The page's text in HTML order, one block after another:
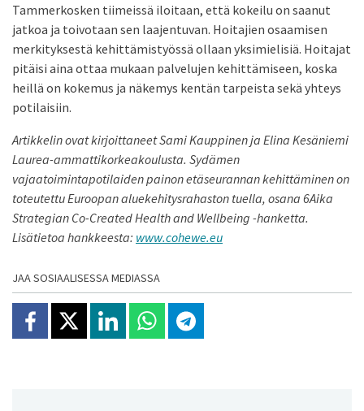
Tammerkosken tiimeissä iloitaan, että kokeilu on saanut
jatkoa ja toivotaan sen laajentuvan. Hoitajien osaamisen
merkityksestä kehittämistyössä ollaan yksimielisiä. Hoitajat
pitäisi aina ottaa mukaan palvelujen kehittämiseen, koska
heillä on kokemus ja näkemys kentän tarpeista sekä yhteys
potilaisiin.
Artikkelin ovat kirjoittaneet Sami Kauppinen ja Elina Kesäniemi
Laurea-ammattikorkeakoulusta. Sydämen
vajaatoimintapotilaiden painon etäseurannan kehittäminen on
toteutettu Euroopan aluekehitysrahaston tuella, osana 6Aika
Strategian Co-Created Health and Wellbeing -hanketta.
Lisätietoa hankkeesta: www.cohewe.eu
JAA SOSIAALISESSA MEDIASSA
Jaa Facebookissa
Jaa X:ssäJaa Linkedinissä
Jaa Whatsappissa
Jaa Telegramissa